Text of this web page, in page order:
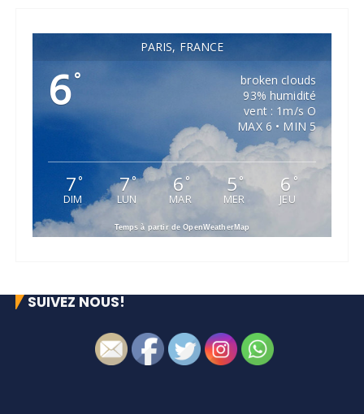
PARIS, FRANCE
6°
broken clouds
93% humidité
vent : 1m/s O
MAX 6 • MIN 5
7°
DIM
7°
LUN
6°
MAR
5°
MER
6 °
JEU
Temps à partir de OpenWeatherMap
SUIVEZ NOUS!